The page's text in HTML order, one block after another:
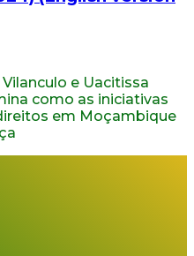
e Uacitissa
como as iniciativas
em Moçambique